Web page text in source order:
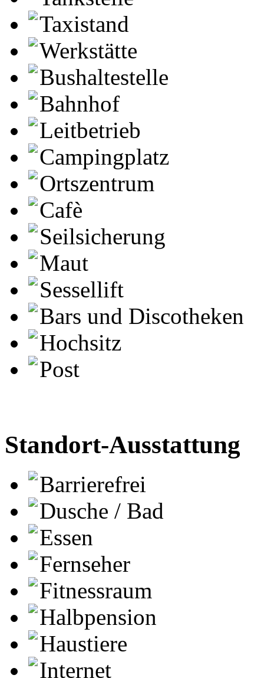
Taxistand
Werkstätte
Bushaltestelle
Bahnhof
Leitbetrieb
Campingplatz
Ortszentrum
Cafè
Seilsicherung
Maut
Sessellift
Bars und Discotheken
Hochsitz
Post
Standort-Ausstattung
Barrierefrei
Dusche / Bad
Essen
Fernseher
Fitnessraum
Halbpension
Haustiere
Internet